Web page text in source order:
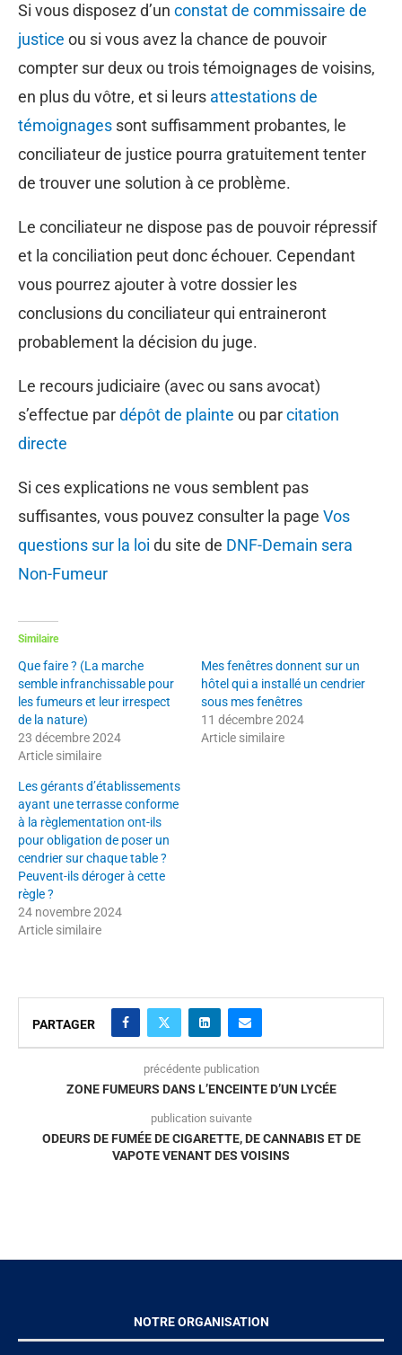
Si vous disposez d’un constat de commissaire de
justice ou si vous avez la chance de pouvoir
compter sur deux ou trois témoignages de voisins,
en plus du vôtre, et si leurs attestations de
témoignages sont suffisamment probantes, le
conciliateur de justice pourra gratuitement tenter
de trouver une solution à ce problème.
Le conciliateur ne dispose pas de pouvoir répressif
et la conciliation peut donc échouer. Cependant
vous pourrez ajouter à votre dossier les
conclusions du conciliateur qui entraineront
probablement la décision du juge.
Le recours judiciaire (avec ou sans avocat)
s’effectue pardépôt de plainte ou parcitation
directe
Si ces explications ne vous semblent pas
suffisantes, vous pouvez consulter la page Vos
questions sur la loi du site de DNF-Demain sera
Non-Fumeur
Similaire
Que faire ? (La marche
semble infranchissable pour
les fumeurs et leur irrespect
de la nature)
23 décembre 2024
Article similaire
Mes fenêtres donnent sur un
hôtel qui a installé un cendrier
sous mes fenêtres
11 décembre 2024
Article similaire
Les gérants d’établissements
ayant une terrasse conforme
à la règlementation ont-ils
pour obligation de poser un
cendrier sur chaque table ?
Peuvent-ils déroger à cette
règle ?
24 novembre 2024
Article similaire
PARTAGER
précédente publication
ZONE FUMEURS DANS L’ENCEINTE D’UN LYCÉE
publication suivante
ODEURS DE FUMÉE DE CIGARETTE, DE CANNABIS ET DE
VAPOTE VENANT DES VOISINS
NOTRE ORGANISATION